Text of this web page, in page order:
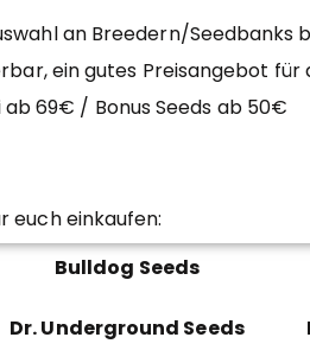
an Breedern/Seedbanks
ein gutes Preisangebot für
69€ / Bonus Seeds ab 50€
euch einkaufen:
Bulldog Seeds
Dr. Underground Seeds